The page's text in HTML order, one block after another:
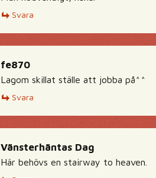
Svara
fe870
Lagom skillat ställe att jobba på^^
Svara
Vänsterhäntas Dag
Här behövs en stairway to heaven.